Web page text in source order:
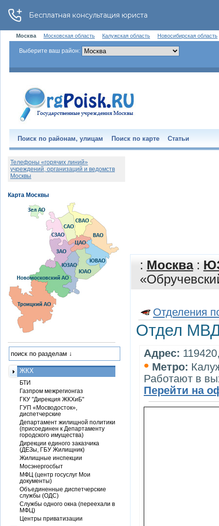
Москва Московская область Калужская область Новосибирская область
Выберите ваш район:
Поиск по районам, улицам Поиск по карте Статьи
: Москва:
Отделения
Отдел
Адрес:
• Метро:
Работают в
Перейти на
Телефоны «горячих линий»
учреждений, организаций и ведомств
Москвы
ЖКХ
БТИ
Газпром межрегионгаз
ГКУ "Дирекция ЖКХиБ"
ГУП «Мосводосток»,
диспетчерские
Департамент жилищной политики
(присоединен к Департаменту
городского имущества)
Дирекции единого заказчика
(ДЕЗы, ГБУ Жилищник)
Жилищные инспекции
Мосэнергосбыт
МФЦ (центр госуслуг Мои
документы)
Объединенные диспетчерские
службы (ОДС)
Службы одного окна (переехали в
МФЦ)
Центры приватизации